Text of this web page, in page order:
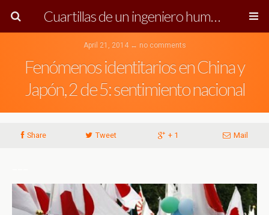
Cuartillas de un ingeniero humanista
April 21, 2014 ↔ no comments
Fenómenos identitarios en China y
Japón, 2 de 5: sentimiento nacional
Share Tweet + 1 Mail